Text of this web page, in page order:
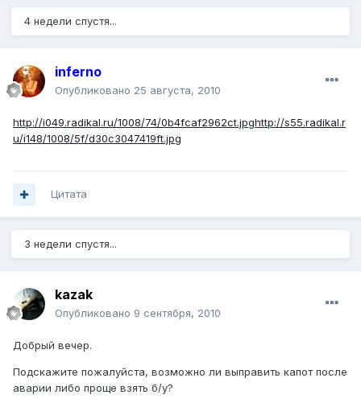
4 недели спустя...
inferno
Опубликовано 25 августа, 2010
http://i049.radikal.ru/1008/74/0b4fcaf2962ct.jpghttp://s55.radikal.r
u/i148/1008/5f/d30c3047419ft.jpg
Цитата
3 недели спустя...
kazak
Опубликовано 9 сентября, 2010
Добрый вечер.
Подскажите пожалуйста, возможно ли выправить капот после
аварии либо проще взять б/у?